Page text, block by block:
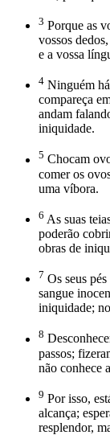
3 Porque as
vossos
e a vossa
4 Ninguém
compareça
andam
iniquidade.
5 Chocam
comer os
uma víbora.
6 As suas
poderão
obras de
7 Os seus
sangue
iniquidade;
8
passos;
não conhece
9 Por isso,
alcança;
resplendor,